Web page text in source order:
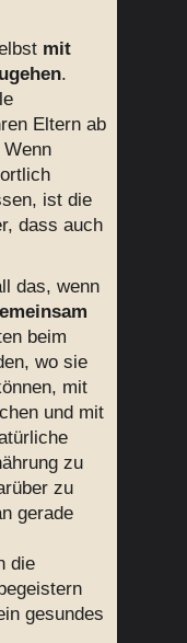
mit
.
Eltern ab
ist die
dass auch
das, wenn
beim
wo sie
mit
und mit
zu
zu
gerade
die
gesundes